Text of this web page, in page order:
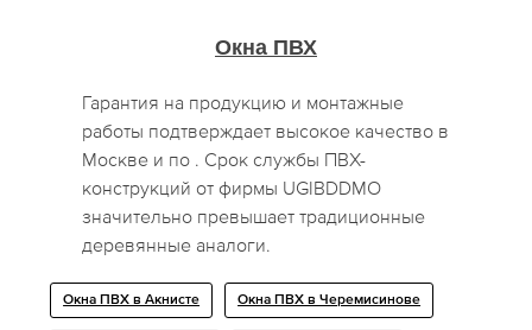
Окна ПВХ
Гарантия на продукцию и монтажные
работы подтверждает высокое качество в
Москве и по . Срок службы ПВХ-
конструкций от фирмы UGIBDDMO
значительно превышает традиционные
деревянные аналоги.
Окна ПВХ в Акнисте Окна ПВХ в Черемисинове